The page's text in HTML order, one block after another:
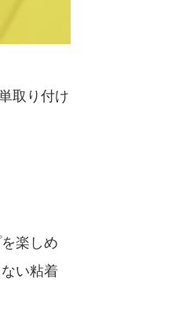
取り付け
楽しめ
い粘着